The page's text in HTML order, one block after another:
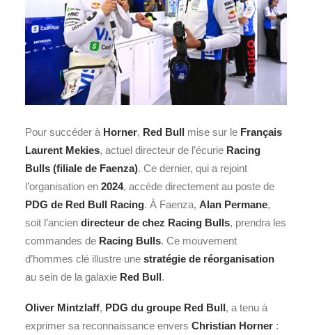
Pour succéder à Horner, Red Bull mise sur le Français
Laurent Mekies, actuel directeur de l’écurie Racing
Bulls (filiale de Faenza). Ce dernier, qui a rejoint
l’organisation en 2024, accède directement au poste de
PDG de Red Bull Racing. À Faenza, Alan Permane,
soit l’ancien directeur de chez Racing Bulls, prendra les
commandes de Racing Bulls. Ce mouvement
d’hommes clé illustre une stratégie de réorganisation
au sein de la galaxie Red Bull.
Oliver Mintzlaff, PDG du groupe Red Bull, a tenu à
exprimer sa reconnaissance envers Christian Horner :